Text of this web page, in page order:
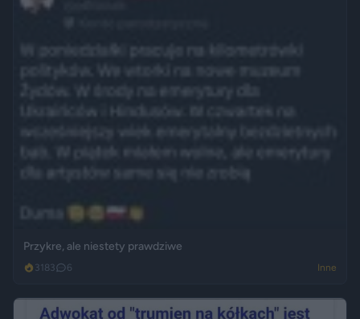
Przykre, ale niestety prawdziwe
3183 6 Inne